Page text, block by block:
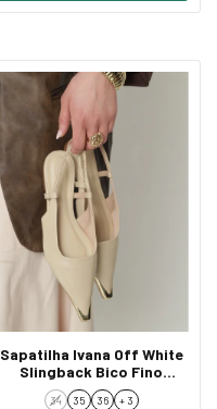
Sapatilha Ivana Off White
Slingback Bico Fino
Dourado
34 35 36 + 3